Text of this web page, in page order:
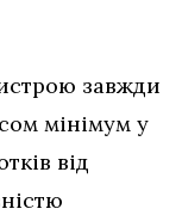
завжди
мінімум у
від